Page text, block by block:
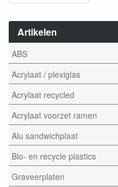
Artikelen
ABS
Acrylaat / plexiglas
Acrylaat recycled
Acrylaat voorzet ramen
Alu sandwichplaat
Bio- en recycle plastics
Graveerplaten